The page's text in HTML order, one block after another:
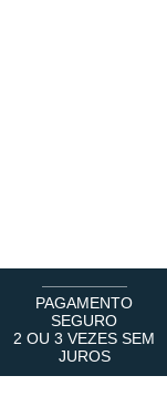
PAGAMENTO
SEGURO
2 OU 3 VEZES SEM
JUROS